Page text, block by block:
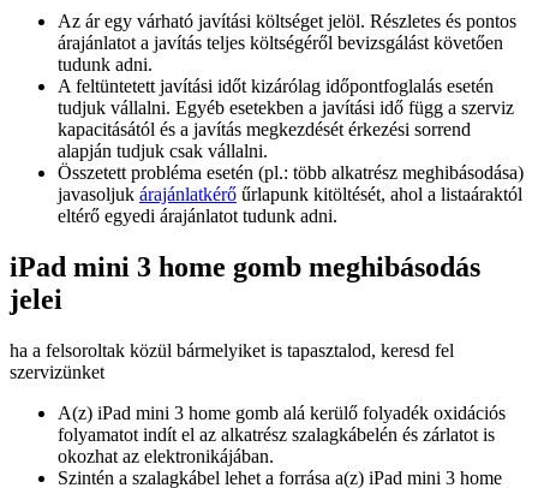
Az ár egy várható javítási költséget jelöl. Részletes és pontos
árajánlatot a javítás teljes költségéről bevizsgálást követően
tudunk adni.
A feltüntetett javítási időt kizárólag időpontfoglalás esetén
tudjuk vállalni. Egyéb esetekben a javítási idő függ a szerviz
kapacitásától és a javítás megkezdését érkezési sorrend
alapján tudjuk csak vállalni.
Összetett probléma esetén (pl.: több alkatrész meghibásodása)
javasoljuk árajánlatkérő űrlapunk kitöltését, ahol a listaáraktól
eltérő egyedi árajánlatot tudunk adni.
iPad mini 3 home gomb meghibásodás
jelei
ha a felsoroltak közül bármelyiket is tapasztalod, keresd fel
szervizünket
A(z) iPad mini 3 home gomb alá kerülő folyadék oxidációs
folyamatot indít el az alkatrész szalagkábelén és zárlatot is
okozhat az elektronikájában.
Szintén a szalagkábel lehet a forrása a(z) iPad mini 3 home